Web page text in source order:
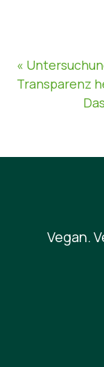
«
Transparenz
Vegan.